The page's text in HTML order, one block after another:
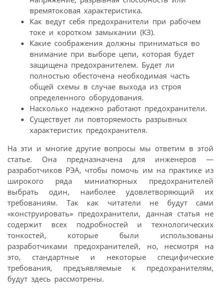
времятоковая характеристика.
Как ведут себя предохранители при рабочем
токе и коротком замыкании (КЗ).
Какие соображения должны приниматься во
внимание при выборе цепи, которая будет
защищена предохранителем. Будет ли
полностью обесточена необходимая часть
общей схемы в случае выхода из строя
определенного оборудования.
Насколько надежно работают предохранители.
Существует ли повторяемость разрывных
характеристик предохранителя.
На эти и многие другие вопросы мы ответим в этой
статье. Она предназначена для инженеров —
разработчиков РЭА, чтобы помочь им на практике из
широкого ряда миниатюрных предохранителей
выбрать один, наиболее удовлетворяющий их
требованиям. Так как читатели не будут сами
«конструировать» предохранители, данная статья не
содержит всех подробностей и технологических
тонкостей, которые были использованы
разработчиками предохранителей, но, несмотря на
это, стандартные и некоторые специфические
требования, предъявляемые к предохранителям,
будут здесь рассмотрены.